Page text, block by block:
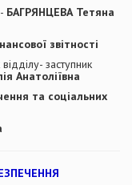
БАГРЯНЦЕВА Тетяна
звітності
заступник
Анатоліївна
та соціальних